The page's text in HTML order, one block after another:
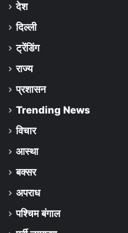
देश
दिल्ली
ट्रेंडिंग
राज्य
प्रशासन
Trending News
विचार
आस्था
बक्सर
अपराध
पश्चिम बंगाल